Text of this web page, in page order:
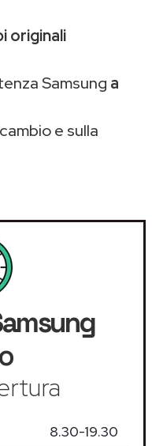
originali
Samsung a
e sulla
8.30-19.30